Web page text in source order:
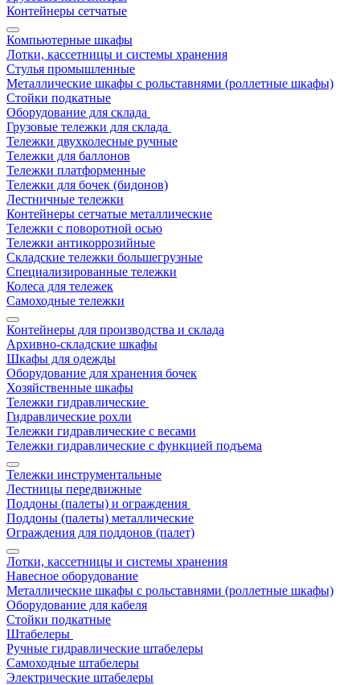
Контейнеры сетчатые
Компьютерные шкафы
Лотки, кассетницы и системы хранения
Стулья промышленные
Металлические шкафы с рольставнями (роллетные шкафы)
Стойки подкатные
Оборудование для склада
Грузовые тележки для склада
Тележки двухколесные ручные
Тележки для баллонов
Тележки платформенные
Тележки для бочек (бидонов)
Лестничные тележки
Контейнеры сетчатые металлические
Тележки с поворотной осью
Тележки антикоррозийные
Складские тележки большегрузные
Специализированные тележки
Колеса для тележек
Самоходные тележки
Контейнеры для производства и склада
Архивно-складские шкафы
Шкафы для одежды
Оборудование для хранения бочек
Хозяйственные шкафы
Тележки гидравлические
Гидравлические рохли
Тележки гидравлические с весами
Тележки гидравлические с функцией подъема
Тележки инструментальные
Лестницы передвижные
Поддоны (палеты) и ограждения
Поддоны (палеты) металлические
Ограждения для поддонов (палет)
Лотки, кассетницы и системы хранения
Навесное оборудование
Металлические шкафы с рольставнями (роллетные шкафы)
Оборудование для кабеля
Стойки подкатные
Штабелеры
Ручные гидравлические штабелеры
Самоходные штабелеры
Электрические штабелеры